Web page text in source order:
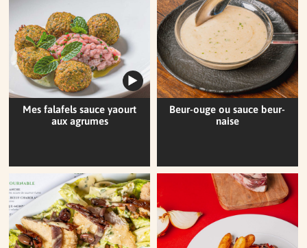
Mes falafels sauce yaourt
aux agrumes
Beur-ouge ou sauce beur-
naise